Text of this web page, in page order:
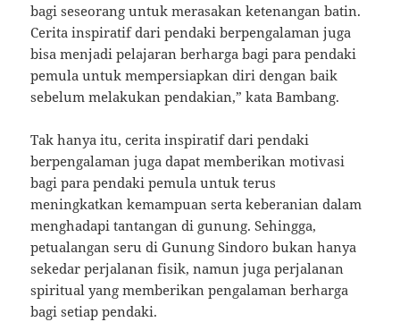
bagi seseorang untuk merasakan ketenangan batin.
Cerita inspiratif dari pendaki berpengalaman juga
bisa menjadi pelajaran berharga bagi para pendaki
pemula untuk mempersiapkan diri dengan baik
sebelum melakukan pendakian,” kata Bambang.
Tak hanya itu, cerita inspiratif dari pendaki
berpengalaman juga dapat memberikan motivasi
bagi para pendaki pemula untuk terus
meningkatkan kemampuan serta keberanian dalam
menghadapi tantangan di gunung. Sehingga,
petualangan seru di Gunung Sindoro bukan hanya
sekedar perjalanan fisik, namun juga perjalanan
spiritual yang memberikan pengalaman berharga
bagi setiap pendaki.